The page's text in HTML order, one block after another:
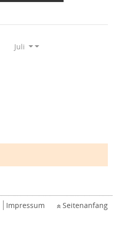
Juli
Impressum Seitenanfang